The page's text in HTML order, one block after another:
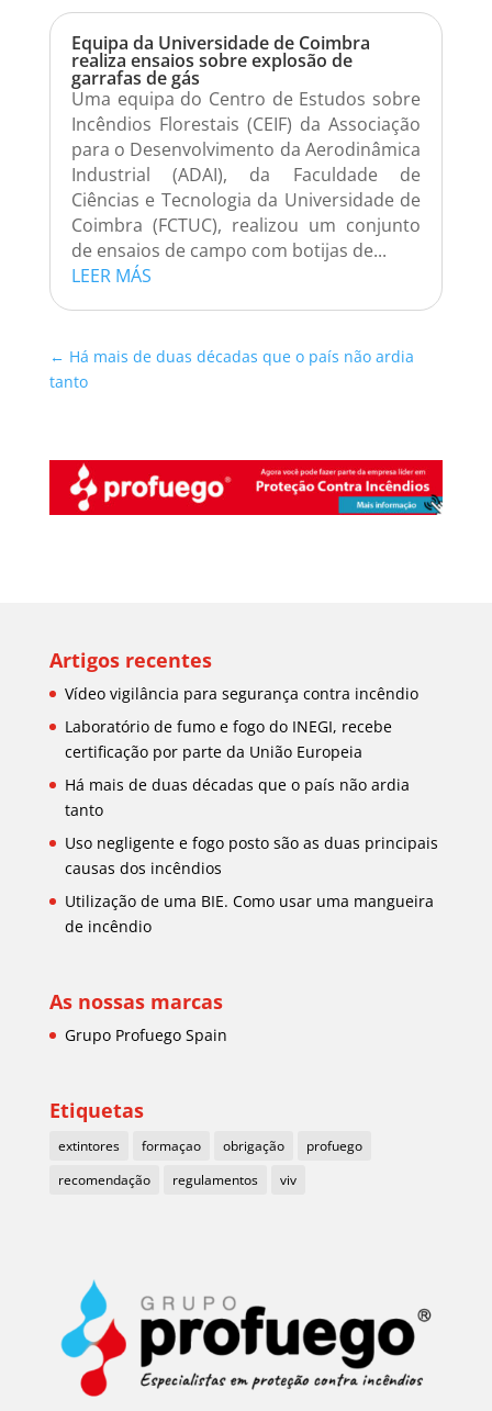
Equipa da Universidade de Coimbra
realiza ensaios sobre explosão de
garrafas de gás
Uma equipa do Centro de Estudos sobre
Incêndios Florestais (CEIF) da Associação
para o Desenvolvimento da Aerodinâmica
Industrial (ADAI), da Faculdade de
Ciências e Tecnologia da Universidade de
Coimbra (FCTUC), realizou um conjunto
de ensaios de campo com botijas de...
LEER MÁS
← Há mais de duas décadas que o país não ardia
tanto
Artigos recentes
Vídeo vigilância para segurança contra incêndio
Laboratório de fumo e fogo do INEGI, recebe
certificação por parte da União Europeia
Há mais de duas décadas que o país não ardia
tanto
Uso negligente e fogo posto são as duas principais
causas dos incêndios
Utilização de uma BIE. Como usar uma mangueira
de incêndio
As nossas marcas
Grupo Profuego Spain
Etiquetas
extintores formaçao obrigação
profuego
recomendação
regulamentos viv